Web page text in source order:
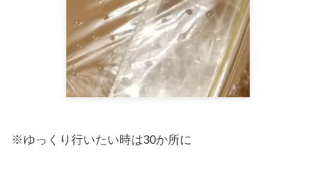
※ゆっくり行いたい時は30か所に